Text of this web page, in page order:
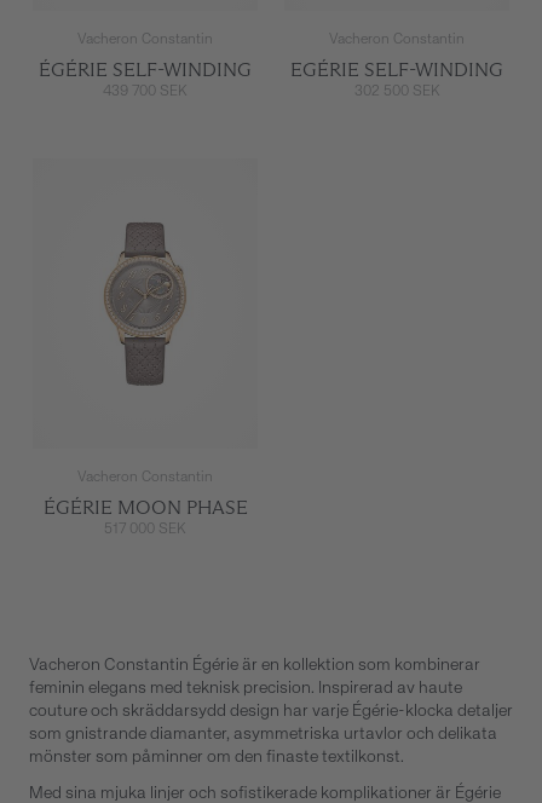
Vacheron Constantin
ÉGÉRIE SELF-WINDING
439 700 SEK
Vacheron Constantin
EGÉRIE SELF-WINDING
302 500 SEK
Vacheron Constantin
ÉGÉRIE MOON PHASE
517 000 SEK
Vacheron Constantin Égérie är en kollektion som kombinerar
feminin elegans med teknisk precision. Inspirerad av haute
couture och skräddarsydd design har varje Égérie-klocka detaljer
som gnistrande diamanter, asymmetriska urtavlor och delikata
mönster som påminner om den finaste textilkonst.
Med sina mjuka linjer och sofistikerade komplikationer är Égérie